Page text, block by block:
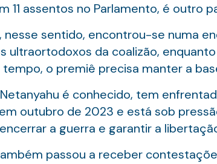
11 assentos no Parlamento, é
nesse sentido, encontrou-se numa
ultraortodoxos da coalizão,
o premiê precisa manter a
é conhecido, tem
outubro de 2023 e está sob
a guerra e garantir a
passou a receber